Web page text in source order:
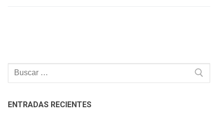
Buscar:
ENTRADAS RECIENTES